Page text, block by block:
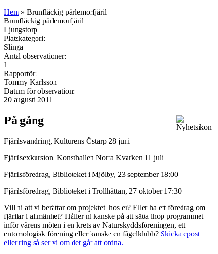
Hem » Brunfläckig pärlemorfjäril
Brunfläckig pärlemorfjäril
Ljungstorp
Platskategori:
Slinga
Antal observationer:
1
Rapportör:
Tommy Karlsson
Datum för observation:
20 augusti 2011
På gång
Fjärilsvandring, Kulturens Östarp 28 juni
Fjärilsexkursion, Konsthallen Norra Kvarken 11 juli
Fjärilsföredrag, Biblioteket i Mjölby, 23 september 18:00
Fjärilsföredrag, Biblioteket i Trollhättan, 27 oktober 17:30
Vill ni att vi berättar om projektet hos er? Eller ha ett föredrag om
fjärilar i allmänhet? Håller ni kanske på att sätta ihop programmet
inför vårens möten i en krets av Naturskyddsföreningen, ett
entomologisk förening eller kanske en fågelklubb? Skicka epost
eller ring så ser vi om det går att ordna.